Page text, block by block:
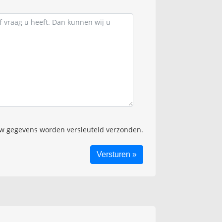
gegevens worden versleuteld verzonden.